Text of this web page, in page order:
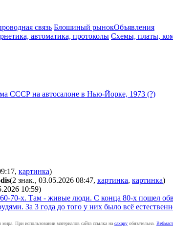
связь Блошиный рынокОбъявления
автоматика, протоколы Схемы, платы,
СССР на автосалоне в Нью-Йорке, 1973 (?)
, картинка)
(2 знак., 03.05.2026 08:47, картинка, картинка)
10:59)
70-х. Там - живые люди. С конца 80-х пошел
За 3 года до того у них было всё
мира. При использовании материалов сайта ссылка на caxapу обязательна.